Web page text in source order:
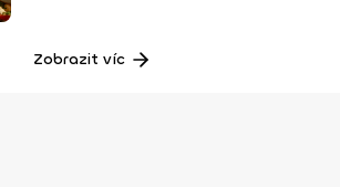
Zobrazit víc